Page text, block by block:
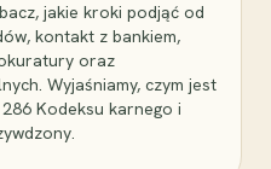
jakie kroki podjąć od
kontakt z bankiem,
oraz
Wyjaśniamy, czym jest
Kodeksu karnego i